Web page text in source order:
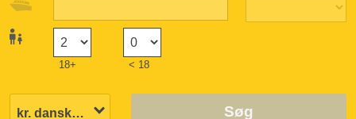
18+ < 18
Søg